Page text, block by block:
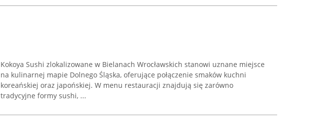
Kokoya Sushi zlokalizowane w Bielanach Wrocławskich stanowi uznane miejsce
na kulinarnej mapie Dolnego Śląska, oferujące połączenie smaków kuchni
koreańskiej oraz japońskiej. W menu restauracji znajdują się zarówno
tradycyjne formy sushi, ...